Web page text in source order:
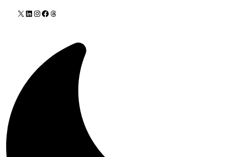
X LinkedIn
Instagram
Facebook
Threads